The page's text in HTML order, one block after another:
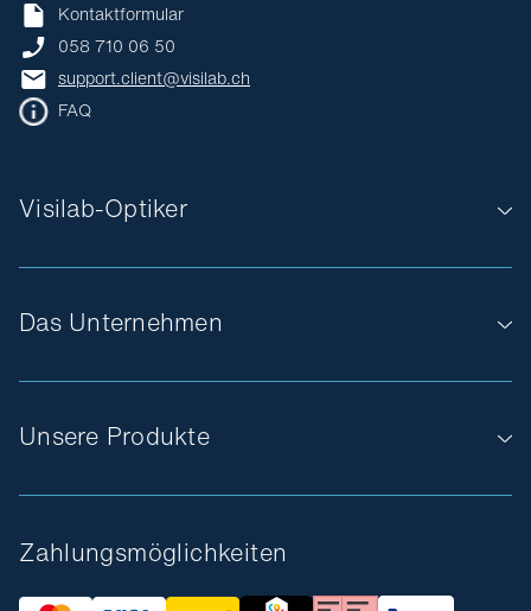
Das Unternehmen
Unsere Produkte
Visilab-Optiker
Kontaktformular
058 710 06 50
support.client@visilab.ch
FAQ
Zahlungsmöglichkeiten